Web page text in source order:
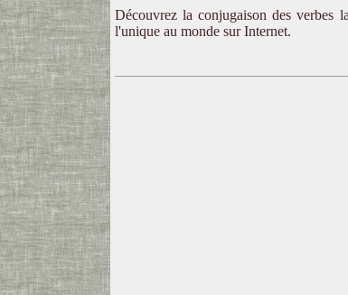
Découvrez la conjugaison des verbes
l'unique au monde sur Internet.